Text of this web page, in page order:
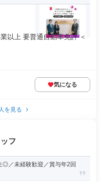
以上 要普通自動車免許 ＜
気になる
を見る
フ
／未経験歓迎／賞与年2回